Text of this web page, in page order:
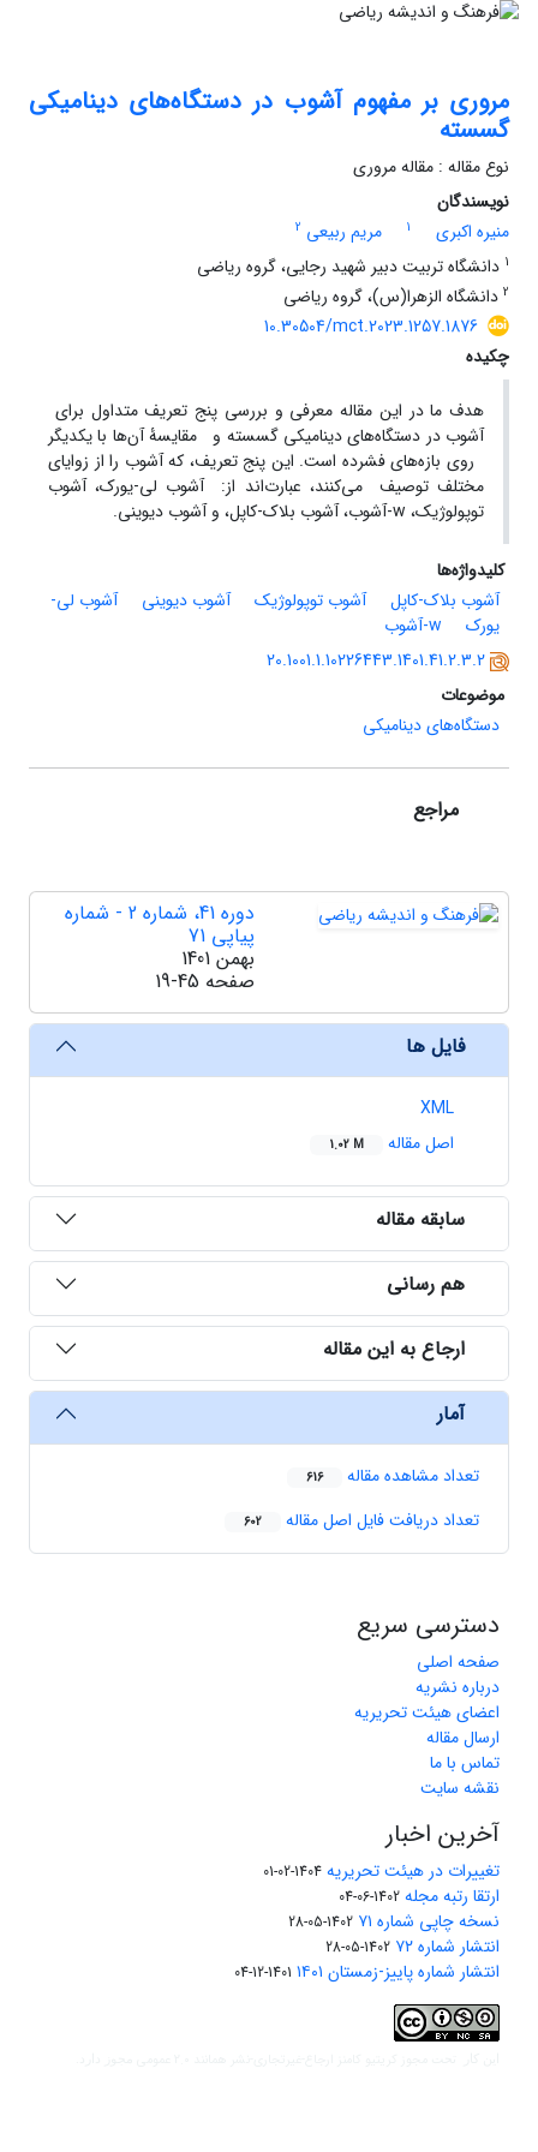
مروری بر مفهوم آشوب در دستگاه‌های دینامیکی
گسسته
نوع مقاله : مقاله مروری
نویسندگان
منیره اکبری
1 مریم ربیعی 2
1 دانشگاه تربیت دبیر شهید رجایی، گروه ریاضی
2 دانشگاه الزهرا(س)، گروه ریاضی
10.30504/mct.2023.1257.1876
چکیده
هدف ما در این مقاله معرفی و بررسی پنج تعریف متداول برای
آشوب در دستگاه‌های دینامیکی گسسته و مقایسۀ آن‌ها با یکدیگر
روی بازه‌های فشرده است. این پنج تعریف، که آشوب را از زوایای
مختلف توصیف می‌کنند، عبارت‌‌اند از: آشوب لی-یورک، آشوب
توپولوژیک، w-آشوب، آشوب بلاک-کاپل، و آشوب دیوینی.
کلیدواژه‌ها
آشوب بلاک-کاپل
آشوب توپولوژیک آشوب دیوینی
آشوب لی-
یورک
w-آشوب
20.1001.1.10226443.1401.41.2.3.2
موضوعات
دستگاه‌های دینامیکی
مراجع
دوره 41، شماره 2 - شماره
پیاپی 71
بهمن 1401
صفحه 19-45
فایل ها
XML
اصل مقاله
1.02 M
سابقه مقاله
هم رسانی
ارجاع به این مقاله
آمار
تعداد مشاهده مقاله 616
تعداد دریافت فایل اصل مقاله 602
دسترسی سریع
صفحه اصلی
درباره نشریه
اعضای هیئت تحریریه
ارسال مقاله
تماس با ما
نقشه سایت
آخرین اخبار
تغییرات در هیئت تحریریه 1404-02-01
ارتقا رتبه مجله 1402-06-04
نسخه چاپی شماره ۷۱ 1402-05-28
انتشار شماره ۷۲ 1402-05-28
انتشار شماره پاییز-زمستان ۱۴۰۱ 1401-12-04